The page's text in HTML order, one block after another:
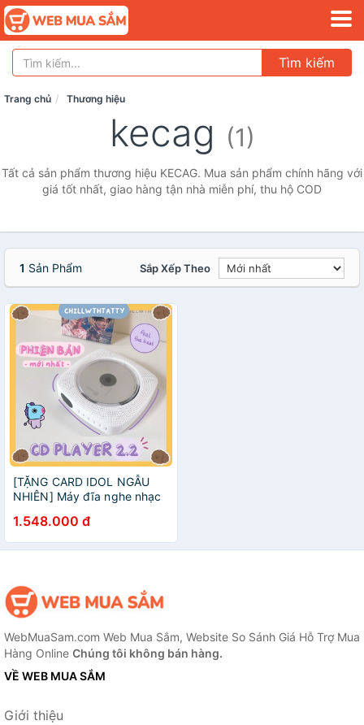
Tìm kiếm
Trang chủ Thương hiệu
kecag (1)
Tất cả sản phẩm thương hiệu KECAG. Mua sản phẩm chính hãng với
giá tốt nhất, giao hàng tận nhà miễn phí, thu hộ COD
1 Sản Phẩm Sắp Xếp Theo
[TẶNG CARD IDOL NGẪU
NHIÊN] Máy đĩa nghe nhạc
máy đọc đĩa CD, DVD treo
tường, để bàn nhỏ gọn
1.548.000 đ
WebMuaSam.com Web Mua Sắm, Website So Sánh Giá Hỗ Trợ Mua
Hàng Online Chúng tôi không bán hàng.
VỀ WEB MUA SẮM
Giới thiệu